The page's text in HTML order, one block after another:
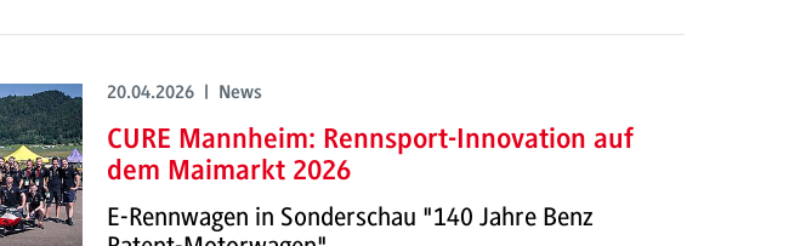
20.04.2026 | News
CURE Mannheim: Rennsport-Innovation auf
dem Maimarkt 2026
E-Rennwagen in Sonderschau "140 Jahre Benz